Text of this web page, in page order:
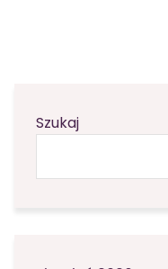
Szukaj